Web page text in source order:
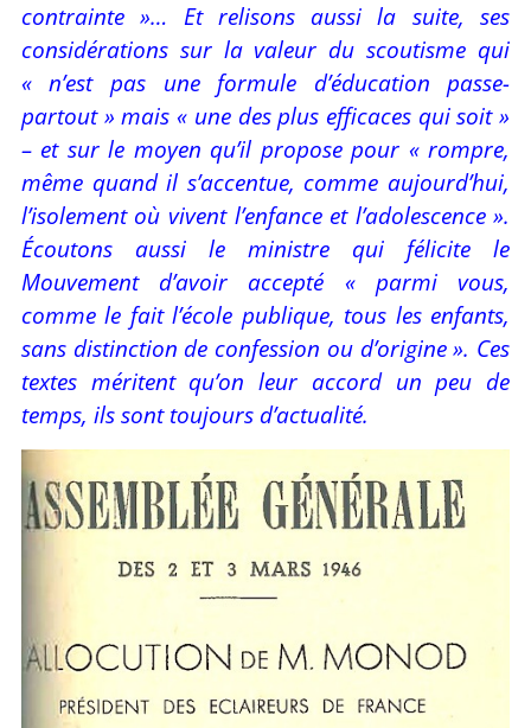
contrainte »… Et relisons aussi la suite, ses
considérations sur la valeur du scoutisme qui
« n’est pas une formule d’éducation passe-
partout » mais « une des plus efficaces qui soit »
– et sur le moyen qu’il propose pour « rompre,
même quand il s’accentue, comme aujourd’hui,
l’isolement où vivent l’enfance et l’adolescence ».
Écoutons aussi le ministre qui félicite le
Mouvement d’avoir accepté « parmi vous,
comme le fait l’école publique, tous les enfants,
sans distinction de confession ou d’origine ». Ces
textes méritent qu’on leur accord un peu de
temps, ils sont toujours d’actualité.